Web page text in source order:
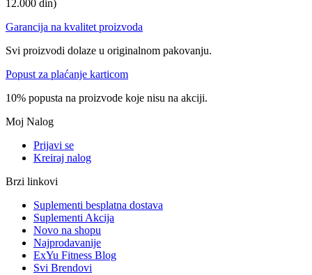
12.000 din)
Garancija na kvalitet proizvoda
Svi proizvodi dolaze u originalnom pakovanju.
Popust za plaćanje karticom
10% popusta na proizvode koje nisu na akciji.
Moj Nalog
Prijavi se
Kreiraj nalog
Brzi linkovi
Suplementi besplatna dostava
Suplementi Akcija
Novo na shopu
Najprodavanije
ExYu Fitness Blog
Svi Brendovi